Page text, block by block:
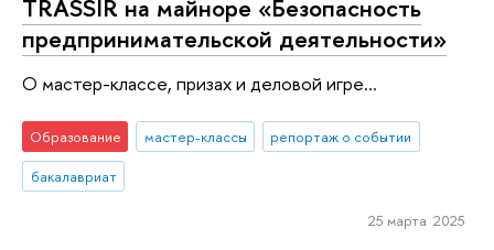
TRASSIR на майноре «Безопасность
предпринимательской деятельности»
О мастер-классе, призах и деловой игре...
Образование мастер-классы
репортаж о событии
бакалавриат
25 марта 2025